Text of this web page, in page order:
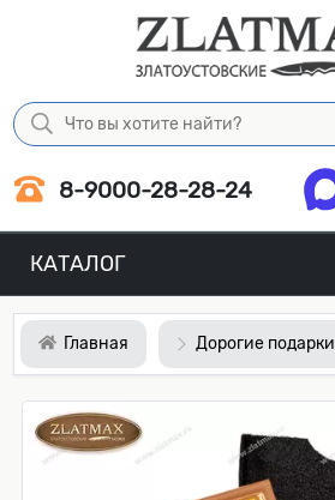
8-9000-28-28-24
КАТАЛОГ
Главная Дорогие подарки